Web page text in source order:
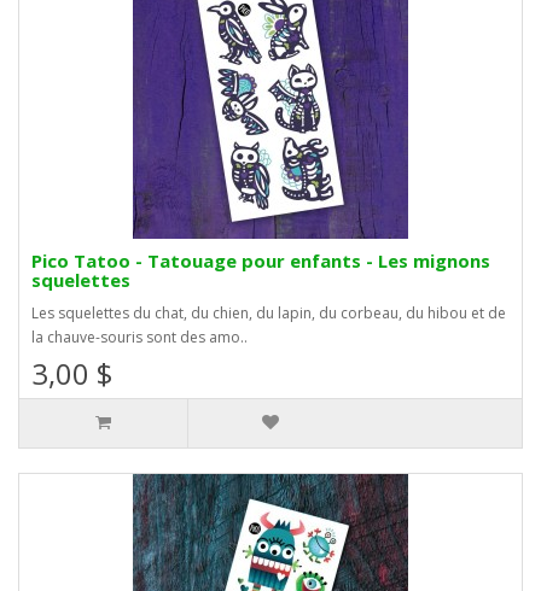
Pico Tatoo - Tatouage pour enfants - Les mignons
squelettes
Les squelettes du chat, du chien, du lapin, du corbeau, du hibou et de
la chauve-souris sont des amo..
3,00 $